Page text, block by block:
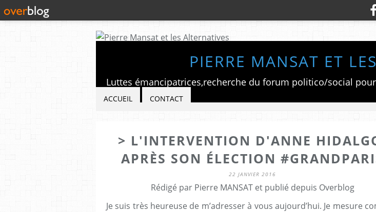
PIERRE MANSAT ET
ACCUEIL CONTACT
> L'INTERVENTION D'ANNE
APRÈS SON ÉLECTION
22 JANVIER 2016
Rédigé par Pierre MANSAT et publié depuis Overblog
Je suis très heureuse de m’adresser à vous aujourd’hui. Je mesure